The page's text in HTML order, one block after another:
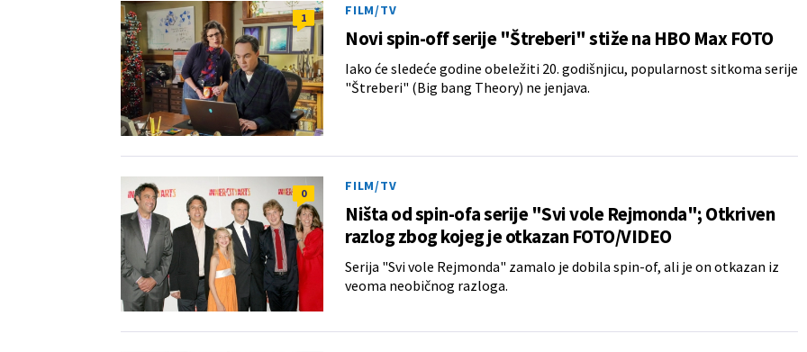
1 FILM/TV
Novi spin-off serije "Štreberi" stiže na HBO Max FOTO
Iako će sledeće godine obeležiti 20. godišnjicu, popularnost sitkoma serije
"Štreberi" (Big bang Theory) ne jenjava.
0 FILM/TV
Ništa od spin-ofa serije "Svi vole Rejmonda"; Otkriven
razlog zbog kojeg je otkazan FOTO/VIDEO
Serija "Svi vole Rejmonda" zamalo je dobila spin-of, ali je on otkazan iz
veoma neobičnog razloga.